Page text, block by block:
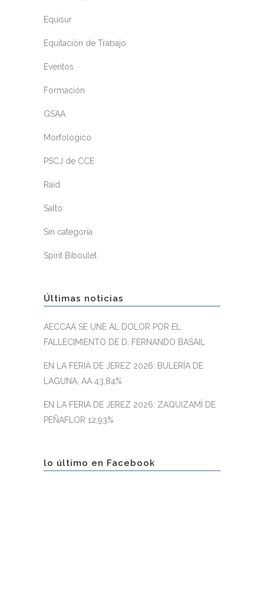
Equisur
Equitación de Trabajo
Eventos
Formación
GSAA
Morfologico
PSCJ de CCE
Raid
Salto
Sin categoría
Spirit Biboulet
Últimas noticias
AECCAÁ SE UNE AL DOLOR POR EL
FALLECIMIENTO DE D. FERNANDO BASAIL
EN LA FERIA DE JEREZ 2026: BULERÍA DE
LAGUNA, AA 43,84%
EN LA FERIA DE JEREZ 2026: ZAQUIZAMÍ DE
PEÑAFLOR 12,93%
lo último en Facebook